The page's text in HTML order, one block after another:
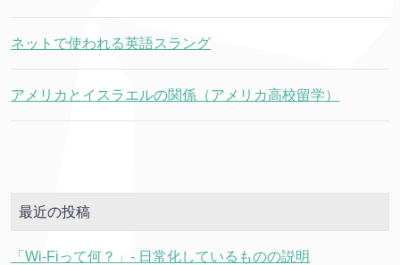
ネットで使われる英語スラング
アメリカとイスラエルの関係（アメリカ高校留学）
最近の投稿
「Wi-Fiって何？」- 日常化しているものの説明